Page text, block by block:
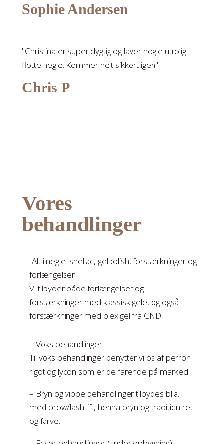
Sophie Andersen
"Christina er super dygtig og laver nogle utrolig
flotte negle. Kommer helt sikkert igen"
Chris P
Vores
behandlinger
-Alt i negle shellac, gelpolish, forstærkninger og
forlængelser
​Vi tilbyder både forlængelser og
forstærkninger med klassisk gele, og også
forstærkninger med plexigel fra CND
– Voks behandlinger
​​Til voks behandlinger benytter vi os af perron
rigot og lycon som er de färende på marked.
– ​Bryn og vippe behandlinger tilbydes bl.a.
med brow/lash lift, henna bryn og tradition ret
og farve.